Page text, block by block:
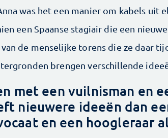
was het een manier om kabels uit
een Spaanse stagiair die een
de menselijke torens die ze daar
brengen verschillende
met een vuilnisman en
nieuwere ideeën dan
en een hoogleraar